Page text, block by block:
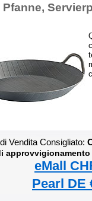
Pfanne,
Vendita Consigliato:
approvvigionamento
eMall
Pearl DE